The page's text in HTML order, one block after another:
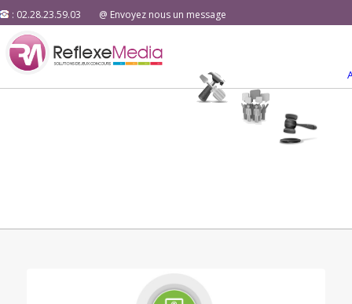
: 02.28.23.59.03 @ Envoyez nous un message